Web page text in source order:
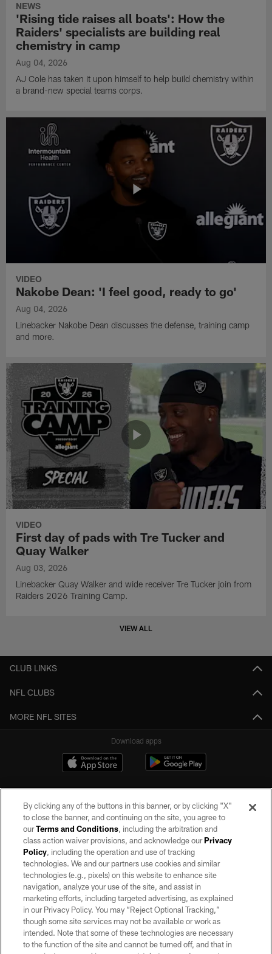
NEWS
'Rising tide raises all boats': How the
Raiders' specialists are building real
chemistry in camp
Aug 04, 2026
AJ Cole has taken it upon himself to help build chemistry within
a brand-new special teams corps.
VIDEO
Nakobe Dean: 'I feel good, ready to go'
Aug 04, 2026
Linebacker Nakobe Dean discusses the defense, training camp
and more.
VIDEO
First day of pads with Tre Tucker and
Quay Walker
Aug 03, 2026
Linebacker Quay Walker and wide receiver Tre Tucker join from
Raiders 2026 Training Camp.
VIEW ALL
CLUB LINKS
NFL CLUBS
MORE NFL SITES
Download apps
©2026 by the Las Vegas Raiders. All rights reserved. No portion of this site
may be reproduced without the express written permission of the Las Vegas
Raiders.
PRIVACY POLICY
TERMS OF SERVICE
ACCESSIBILITY
By clicking any of the buttons in this banner, or by clicking "X"
to close the banner, and continuing on the site, you agree to
ourTerms and Conditions, including the arbitration and
class action waiver provisions, and acknowledge ourPrivacy
Policy, including the operation and use of tracking
technologies. We and our partners use cookies and similar
technologies (e.g., pixels) on this website to enhance site
navigation, analyze your use of the site, and assist in
marketing efforts, including targeted advertising, as explained
in our Privacy Policy. You may “Reject Optional Tracking,”
though some site services may not be available or work as
intended. Note that some of these technologies are necessary
to the function of the site and cannot be turned off, and that in